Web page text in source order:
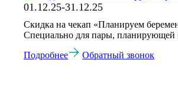
01.12.25-31.12.25
Скидка на чекап «Планируем
Специально для пары, планирующей
Подробнее
Обратный звонок